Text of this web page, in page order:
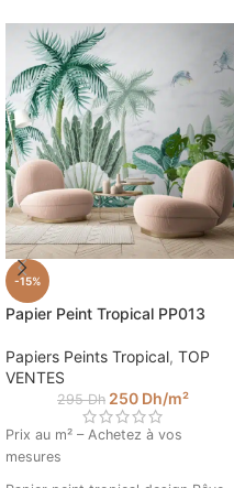
-15%
Papier Peint Tropical PP013
Papiers Peints Tropical, TOP
VENTES
295Dh 250 Dh/m²
Prix au m² – Achetez à vos
mesures